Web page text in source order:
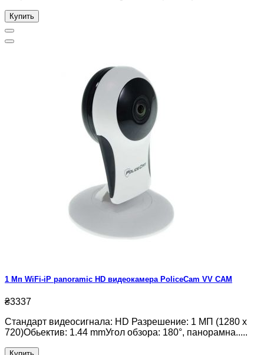
Купить
1 Мп WiFi-iP panoramic HD видеокамера PoliceCam VV CAM
₴3337
Стандарт видеосигнала: HD Разрешение: 1 МП (1280 х
720)Обьектив: 1.44 mmУгол обзора: 180°, панорамна.....